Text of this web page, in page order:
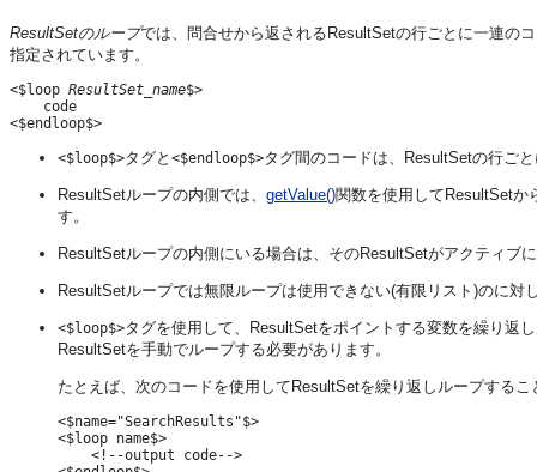
ResultSetのループでは、問合せから返されるResultSetの行ごとに一連の
指定されています。
<$loop ResultSet_name$>
    code
<$loop$>タグと <$endloop$>タグ間のコードは、ResultSetの行ご
ResultSetループの内側では、 getValue()関数を使用してResultSetか
す。
ResultSetループの内側にいる場合は、そのResultSetがアクティブ
ResultSetループでは無限ループは使用できない(有限リスト)のに対
<$loop$>タグを使用して、ResultSetをポイントする変数を繰り返
ResultSetを手動でループする必要があります。
たとえば、次のコードを使用してResultSetを繰り返しループするこ
<$name="SearchResults"$>
<$loop name$>
    <!--output code-->